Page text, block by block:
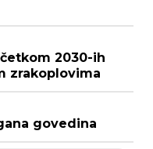
2030-ih
zrakoplovima
govedina